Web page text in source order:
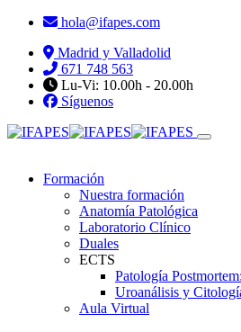
hola@ifapes.com
Madrid y Valladolid
671 748 563
Lu-Vi: 10.00h - 20.00h
Síguenos
Formación
Nuestra formación
Anatomía Patológica
Laboratorio Clínico
Duales
ECTS
Patología
Uroanálisis y
Aula Virtual